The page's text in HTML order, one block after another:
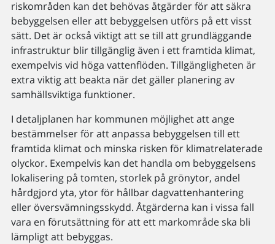
riskområden kan det behövas åtgärder för att säkra
bebyggelsen eller att bebyggelsen utförs på ett visst
sätt. Det är också viktigt att se till att grundläggande
infrastruktur blir tillgänglig även i ett framtida klimat,
exempelvis vid höga vattenflöden. Tillgängligheten är
extra viktig att beakta när det gäller planering av
samhällsviktiga funktioner.
I detaljplanen har kommunen möjlighet att ange
bestämmelser för att anpassa bebyggelsen till ett
framtida klimat och minska risken för klimatrelaterade
olyckor. Exempelvis kan det handla om bebyggelsens
lokalisering på tomten, storlek på grönytor, andel
hårdgjord yta, ytor för hållbar dagvattenhantering
eller översvämningsskydd. Åtgärderna kan i vissa fall
vara en förutsättning för att ett markområde ska bli
lämpligt att bebyggas.